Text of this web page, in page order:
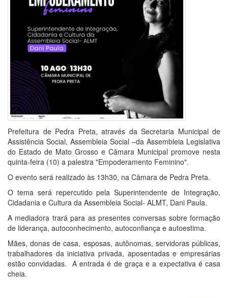
Prefeitura de Pedra Preta, através da Secretaria Municipal de
Assistência Social, Assembleia Social –da Assembleia Legislativa
do Estado de Mato Grosso e Câmara Municipal promove nesta
quinta-feira (10) a palestra "Empoderamento Feminino".
O evento será realizado às 13h30, na Câmara de Pedra Preta.
O tema será repercutido pela Superintendente de Integração,
Cidadania e Cultura da Assembleia Social- ALMT, Dani Paula.
A mediadora trará para as presentes conversas sobre formação
de liderança, autoconhecimento, autoconfiança e autoestima.
Mães, donas de casa, esposas, autônomas, servidoras públicas,
trabalhadores da iniciativa privada, aposentadas e empresárias
estão convidadas. A entrada é de graça e a expectativa é casa
cheia.